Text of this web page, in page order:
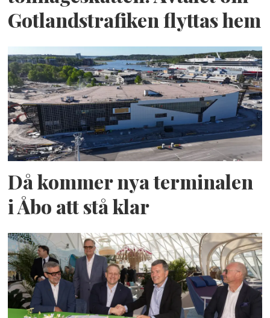
Gotlandstrafiken flyttas hem
Då kommer nya terminalen
i Åbo att stå klar